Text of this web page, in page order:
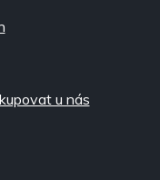
u nás